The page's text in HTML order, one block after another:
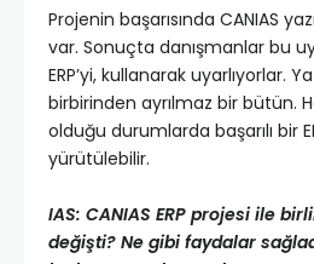
Projenin başarısında CANIAS
var. Sonuçta danışmanlar bu
ERP’yi, kullanarak uyarlıyorlar.
birbirinden ayrılmaz bir bütün.
olduğu durumlarda başarılı bir
yürütülebilir.
IAS: CANIAS ERP projesi ile
değişti? Ne gibi faydalar